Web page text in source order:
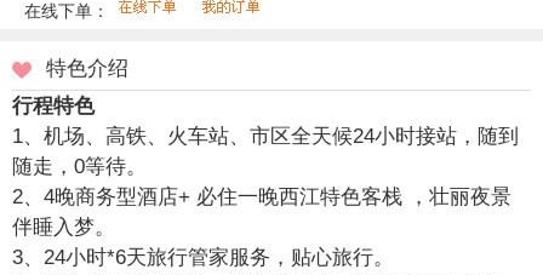
在线下单：
特色介绍
行程特色
1、机场、高铁、火车站、市区全天候24小时接站，随到
随走，0等待。
2、4晚商务型酒店+ 必住一晚西江特色客栈 ，壮丽夜景
伴睡入梦。
3、24小时*6天旅行管家服务，贴心旅行。